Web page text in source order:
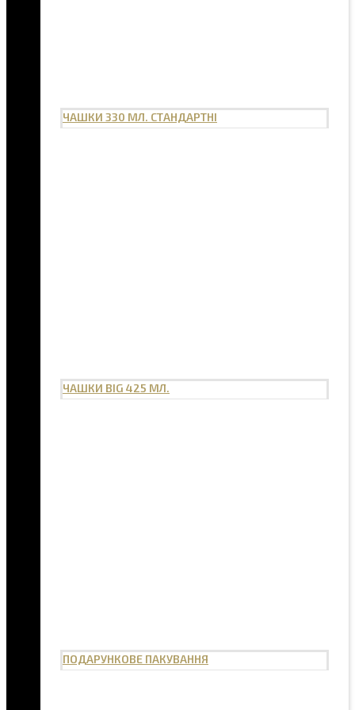
ЧАШКИ 330 МЛ. СТАНДАРТНІ
ЧАШКИ BIG 425 МЛ.
ПОДАРУНКОВЕ ПАКУВАННЯ